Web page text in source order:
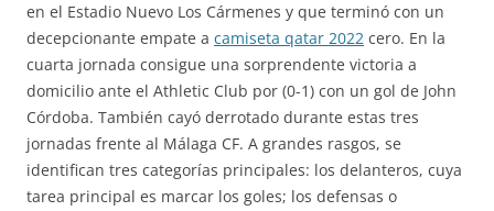
en el Estadio Nuevo Los Cármenes y que terminó con un
decepcionante empate a camiseta qatar 2022 cero. En la
cuarta jornada consigue una sorprendente victoria a
domicilio ante el Athletic Club por (0-1) con un gol de John
Córdoba. También cayó derrotado durante estas tres
jornadas frente al Málaga CF. A grandes rasgos, se
identifican tres categorías principales: los delanteros, cuya
tarea principal es marcar los goles; los defensas o